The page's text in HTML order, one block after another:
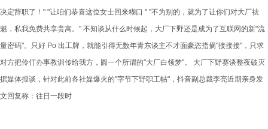
决定辞职了！" "让咱们恭喜这位女士回来糊口 " "不为别的，就为了让你们对大厂祛
魅，私我免费共享贵寓。" 不知谈从什么时候起，大厂下野还是成为了互联网的新"流
量密码"。只好 Po 出工牌，就能引得无数年青东谈主不才面豪恣指摘"接接接"，只求
对方把伶仃办事教训传给我方，圆一个所谓的"大厂白领梦"。 大厂下野赛谈整夜破灭
据媒体报谈，针对此前各社媒爆火的"字节下野职工帖"，抖音副总裁李亮近期亲身发
文回复称：往日一段时